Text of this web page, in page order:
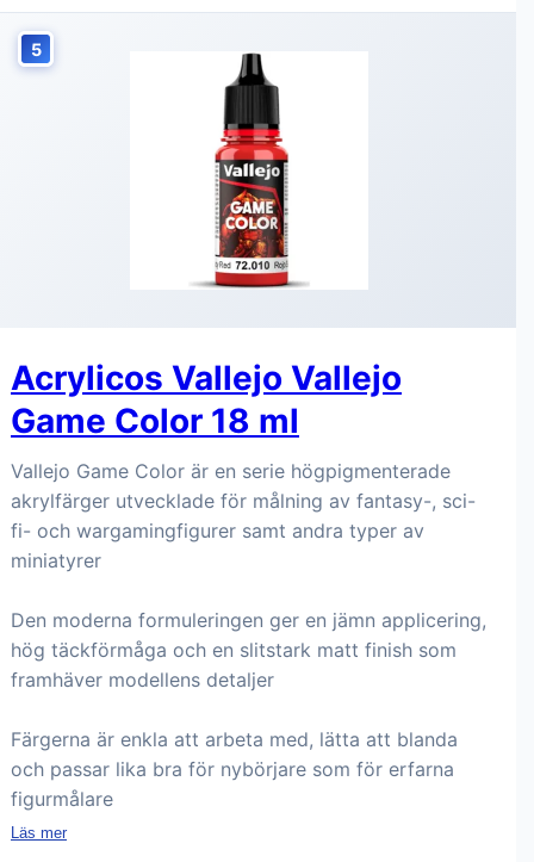
5
Acrylicos Vallejo Vallejo
Game Color 18 ml
Vallejo Game Color är en serie högpigmenterade
akrylfärger utvecklade för målning av fantasy-, sci-
fi- och wargamingfigurer samt andra typer av
miniatyrer
Den moderna formuleringen ger en jämn applicering,
hög täckförmåga och en slitstark matt finish som
framhäver modellens detaljer
Färgerna är enkla att arbeta med, lätta att blanda
och passar lika bra för nybörjare som för erfarna
figurmålare
Läs mer